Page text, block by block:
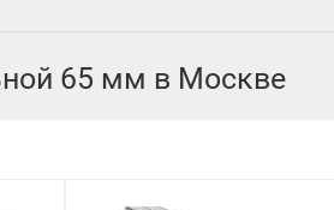
65 мм в Москве